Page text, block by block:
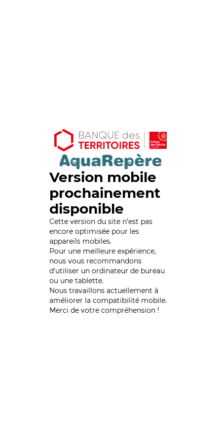
Version mobile
prochainement
disponible
Cette version du site n’est pas
encore optimisée pour les
appareils mobiles.
Pour une meilleure expérience,
nous vous recommandons
d'utiliser un ordinateur de bureau
ou une tablette.
Nous travaillons actuellement à
améliorer la compatibilité mobile.
Merci de votre compréhension !